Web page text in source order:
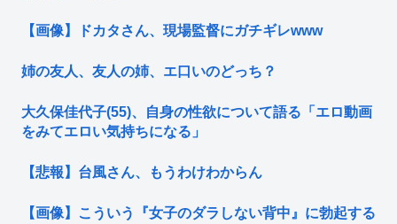
【画像】ドカタさん、現場監督にガチギレwww
姉の友人、友人の姉、エ口いのどっち？
大久保佳代子(55)、自身の性欲について語る「エロ動画
をみてエロい気持ちになる」
【悲報】台風さん、もうわけわからん
【画像】こういう『女子のダラしない背中』に勃起する